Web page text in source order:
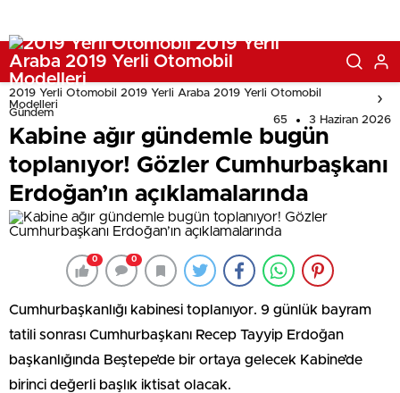
2019 Yerli Otomobil 2019 Yerli Araba 2019 Yerli Otomobil
Modelleri
Gündem
65 3 Haziran 2026
Kabine ağır gündemle bugün
toplanıyor! Gözler Cumhurbaşkanı
Erdoğan’ın açıklamalarında
0 0
Cumhurbaşkanlığı kabinesi toplanıyor. 9 günlük bayram
tatili sonrası Cumhurbaşkanı Recep Tayyip Erdoğan
başkanlığında Beştepe’de bir ortaya gelecek Kabine’de
birinci değerli başlık iktisat olacak.